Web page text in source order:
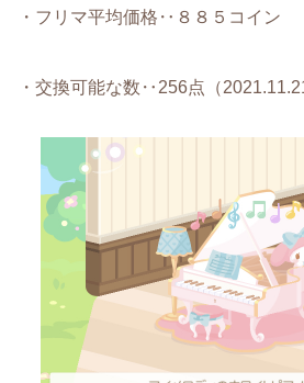
・フリマ平均価格‥８８５コイン
・交換可能な数‥256点（